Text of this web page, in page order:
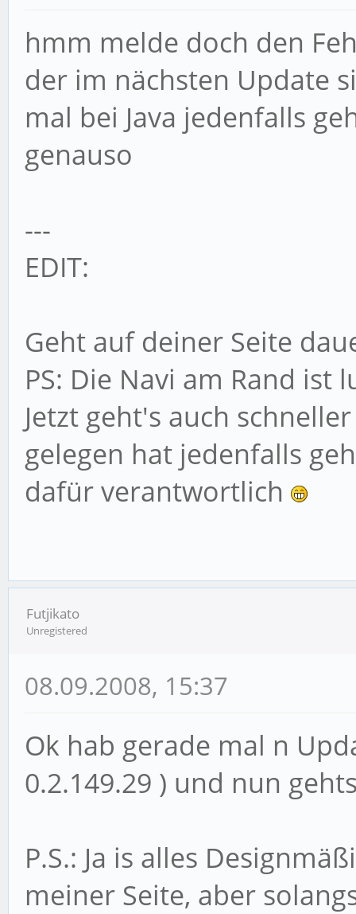
hmm melde doch den
der im nächsten Update
mal bei Java jedenfalls
genauso
---
EDIT:
Geht auf deiner Seite
PS: Die Navi am Rand
Jetzt geht's auch
gelegen hat jedenfalls
dafür verantwortlich
Futjikato
Unregistered
08.09.2008, 15:37
Ok hab gerade mal n
0.2.149.29 ) und nun
P.S.: Ja is alles
meiner Seite, aber